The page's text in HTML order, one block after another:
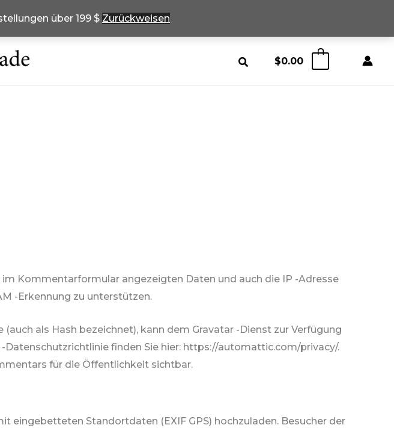
über 199 $ Zurückweisen
$0.00
Kommentarformular angezeigten Daten und auch die IP -Adresse
-Erkennung zu unterstützen.
als Hash bezeichnet), kann dem Gravatar -Dienst zur Verfügung
Datenschutzrichtlinie finden Sie hier: https://automattic.com/privacy/.
für die Öffentlichkeit sichtbar.
eingebetteten Standortdaten (EXIF GPS) hochzuladen. Besucher der